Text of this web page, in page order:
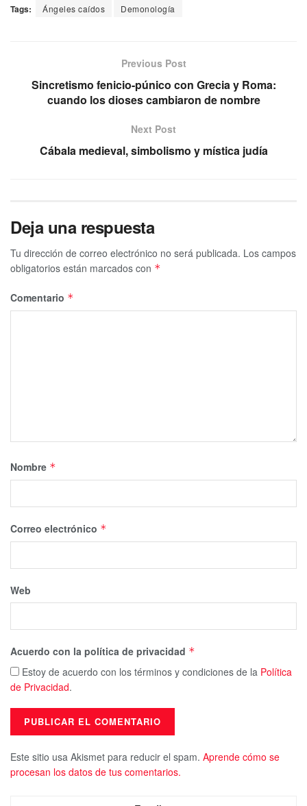
Tags: Ángeles caídos Demonología
Previous Post
Sincretismo fenicio-púnico con Grecia y Roma:
cuando los dioses cambiaron de nombre
Next Post
Cábala medieval, simbolismo y mística judía
Deja una respuesta
Tu dirección de correo electrónico no será publicada. Los campos
obligatorios están marcados con *
Comentario *
Nombre *
Correo electrónico *
Web
Acuerdo con la política de privacidad *
Estoy de acuerdo con los términos y condiciones de la Política
de Privacidad.
Este sitio usa Akismet para reducir el spam. Aprende cómo se
procesan los datos de tus comentarios.